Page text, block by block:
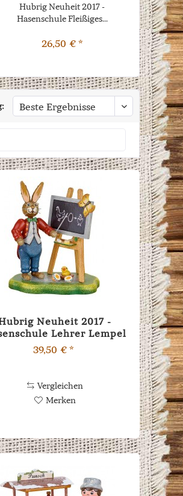
Hubrig Neuheit 2017 -
Hasenschule Fleißiges...
26,50 € *
Hubrig
mit
Neuheit 2017 -
Lehrer Lempel
39,50 € *
Vergleichen
Merken